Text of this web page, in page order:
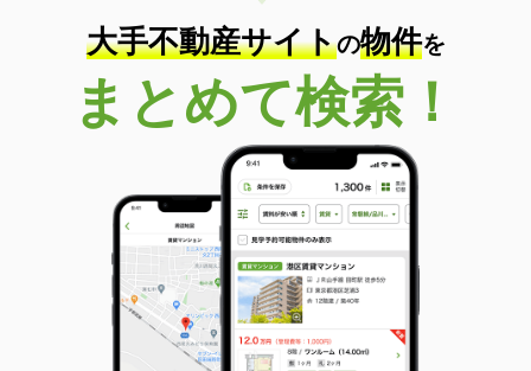
大手不動産サイトの物件を
まとめて検索！